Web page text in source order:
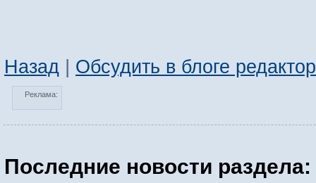
Назад | Обсудить в блоге
Реклама:
Последние новости раздела: